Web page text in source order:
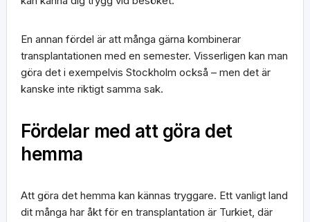
En annan fördel är att många gärna kombinerar
transplantationen med en semester. Visserligen kan man
göra det i exempelvis Stockholm också – men det är
kanske inte riktigt samma sak.
Fördelar med att göra det
hemma
Att göra det hemma kan kännas tryggare. Ett vanligt land
dit många har åkt för en transplantation är Turkiet, där